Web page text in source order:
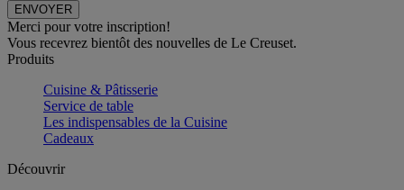
Merci pour votre inscription!
Vous recevrez bientôt des nouvelles de Le Creuset.
Produits
Cuisine & Pâtisserie
Service de table
Les indispensables de la Cuisine
Cadeaux
Découvrir